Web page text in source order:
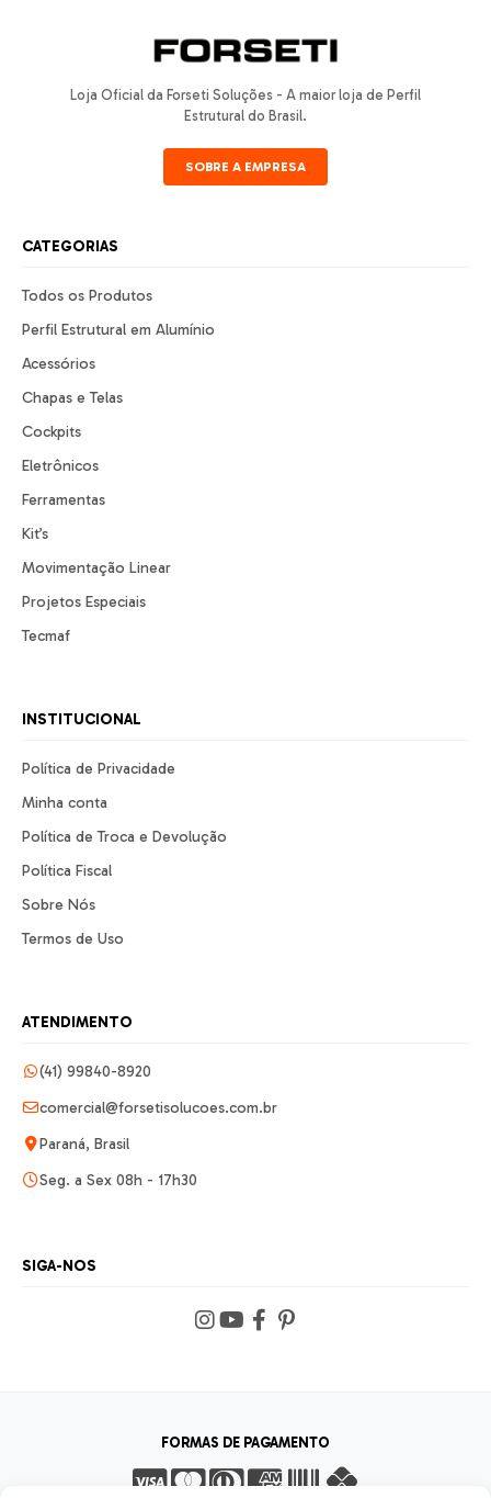
Loja Oficial da Forseti Soluções - A maior loja de Perfil
Estrutural do Brasil.
SOBRE A EMPRESA
CATEGORIAS
Todos os Produtos
Perfil Estrutural em Alumínio
Acessórios
Chapas e Telas
Cockpits
Eletrônicos
Ferramentas
Kit’s
Movimentação Linear
Projetos Especiais
Tecmaf
INSTITUCIONAL
Política de Privacidade
Minha conta
Política de Troca e Devolução
Política Fiscal
Sobre Nós
Termos de Uso
ATENDIMENTO
(41) 99840-8920
comercial@forsetisolucoes.com.br
Paraná, Brasil
Seg. a Sex 08h - 17h30
SIGA-NOS
FORMAS DE PAGAMENTO